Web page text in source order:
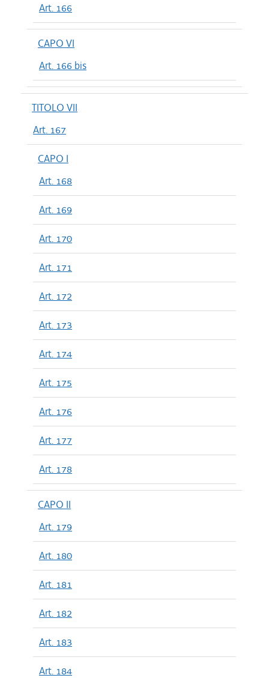
Art. 166
CAPO VI
Art. 166 bis
TITOLO VII
Art. 167
CAPO I
Art. 168
Art. 169
Art. 170
Art. 171
Art. 172
Art. 173
Art. 174
Art. 175
Art. 176
Art. 177
Art. 178
CAPO II
Art. 179
Art. 180
Art. 181
Art. 182
Art. 183
Art. 184